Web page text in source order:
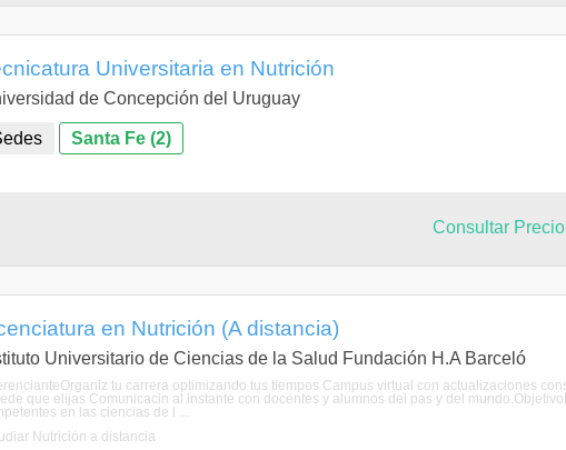
Universitaria en Nutrición
de Concepción del Uruguay
Santa Fe (2)
Consultar Precio
en Nutrición (A distancia)
Universitario de Ciencias de la Salud Fundación H.A Barceló
tu carrera optimizando tus tiempos Campus virtual con actualizaciones
que elijas Comunicacin al instante con docentes y alumnos del pas y del
en las ciencias de l ...
Nutrición a distancia